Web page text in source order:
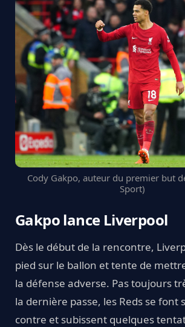
Cody Gakpo, auteur du premier but
Sport)
Gakpo lance Liverpool
Dès le début de la rencontre,
pied sur le ballon et tente de
la défense adverse. Pas toujours
la dernière passe, les Reds se font
contre et subissent quelques